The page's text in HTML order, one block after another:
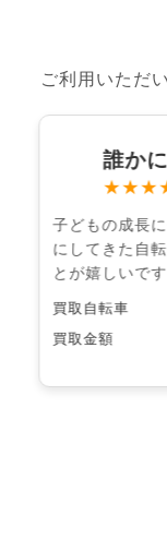
ご利用いただ
誰か
子どもの成長
にしてきた自
とが嬉しいです
買取自転車
買取金額